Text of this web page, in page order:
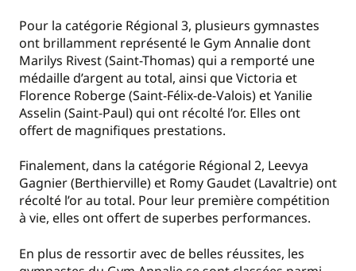
Pour la catégorie Régional 3, plusieurs gymnastes
ont brillamment représenté le Gym Annalie dont
Marilys Rivest (Saint-Thomas) qui a remporté une
médaille d’argent au total, ainsi que Victoria et
Florence Roberge (Saint-Félix-de-Valois) et Yanilie
Asselin (Saint-Paul) qui ont récolté l’or. Elles ont
offert de magnifiques prestations.
Finalement, dans la catégorie Régional 2, Leevya
Gagnier (Berthierville) et Romy Gaudet (Lavaltrie) ont
récolté l’or au total. Pour leur première compétition
à vie, elles ont offert de superbes performances.
En plus de ressortir avec de belles réussites, les